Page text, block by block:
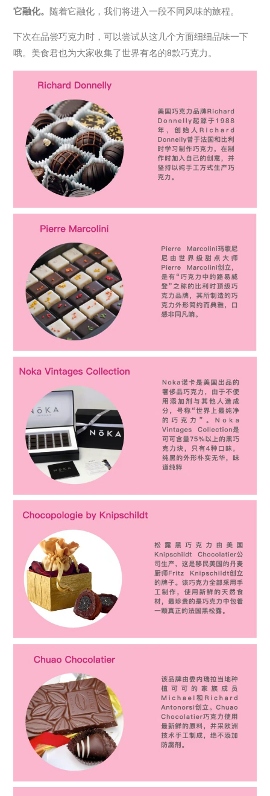
它融化。 随着它融化，我们将进入一段不同风味的旅程。
下次在品尝巧克力时，可以尝试从这几个方面细细品味一下
哦。美食君也为大家收集了世界有名的8款巧克力。